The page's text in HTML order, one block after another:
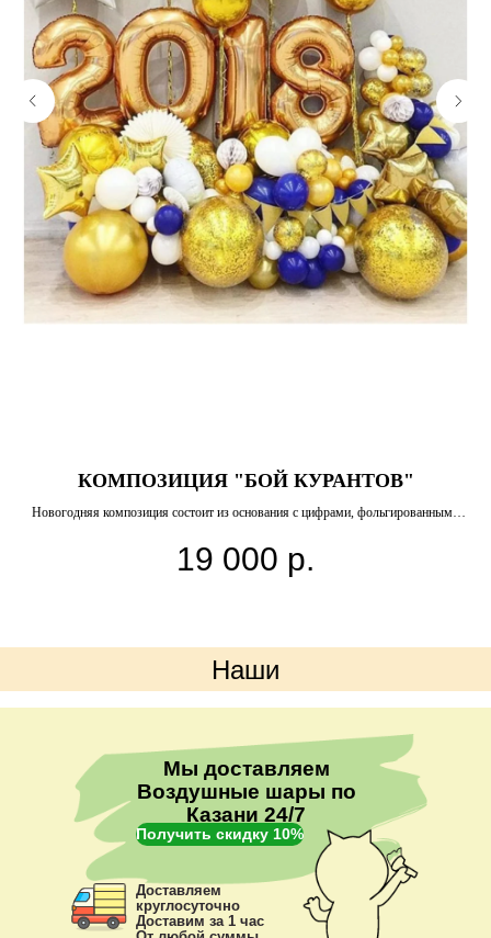
КОМПОЗИЦИЯ "БОЙ КУРАНТОВ"
Новогодняя композиция состоит из основания с цифрами, фольгированными
19 000 р.
Наши
преимущества
Мы доставляем
Воздушные шары по
Казани 24/7
Получить скидку 10%
Доставляем
круглосуточно
Доставим за 1 час